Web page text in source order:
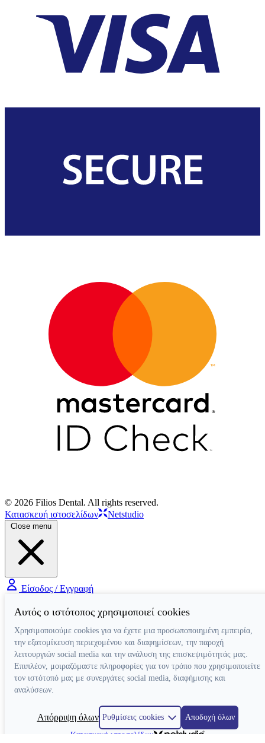
© 2026 Filios Dental. All rights reserved.
Κατασκευή ιστοσελίδων
Netstudio
Close menu
Είσοδος / Εγγραφή
Αυτός ο ιστότοπος χρησιμοποιεί cookies
Χρησιμοποιούμε cookies για να έχετε μια προσωποποιημένη εμπειρία,
την εξατομίκευση περιεχομένου και διαφημίσεων, την παροχή
λειτουργιών social media και την ανάλυση της επισκεψιμότητάς μας.
Επιπλέον, μοιραζόμαστε πληροφορίες για τον τρόπο που χρησιμοποιείτε
τον ιστότοπό μας με συνεργάτες social media, διαφήμισης και
αναλύσεων.
Απόρριψη όλων Ρυθμίσεις cookies
Αποδοχή όλων
Κατασκευή ιστοσελίδων